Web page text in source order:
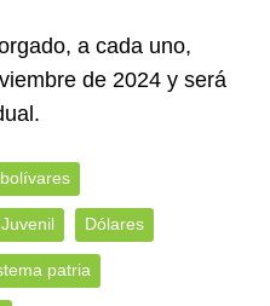
a cada uno,
de 2024 y será
bolívares
Dólares
patria